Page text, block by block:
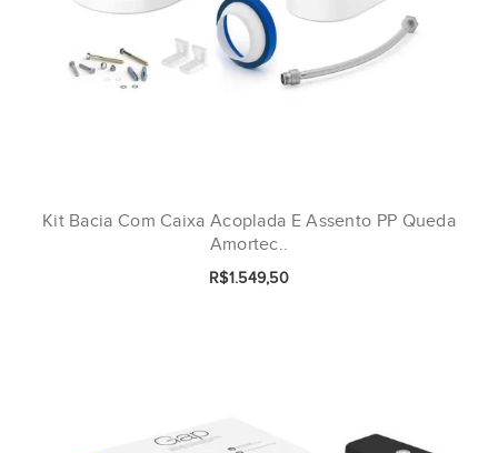
Kit Bacia Com Caixa Acoplada E Assento PP Queda
Amortec..
R$1.549,50